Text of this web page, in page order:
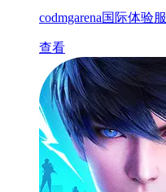
codmgarena国际体验服
查看